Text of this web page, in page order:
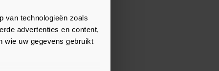
van technologieën zoals
advertenties en content,
wie uw gegevens gebruikt